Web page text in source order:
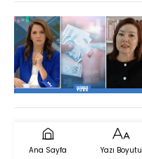
Ana Sayfa Yazı Boyutu